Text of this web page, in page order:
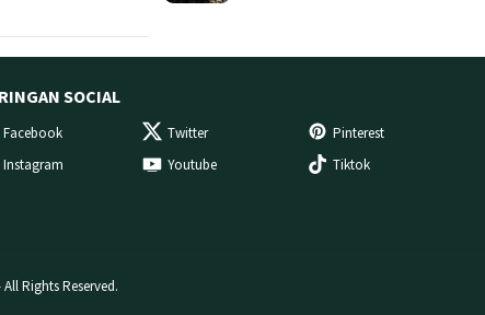
SOCIAL
Facebook Twitter
Pinterest
Instagram
Youtube Tiktok
Rights Reserved.